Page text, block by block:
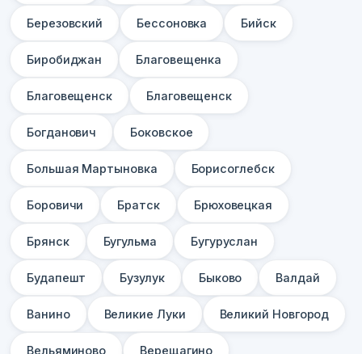
Березовский Бессоновка Бийск
Биробиджан Благовещенка
Благовещенск Благовещенск
Богданович Боковское
Большая Мартыновка Борисоглебск
Боровичи Братск Брюховецкая
Брянск Бугульма Бугуруслан
Будапешт Бузулук Быково Валдай
Ванино Великие Луки Великий Новгород
Вельяминово Верещагино